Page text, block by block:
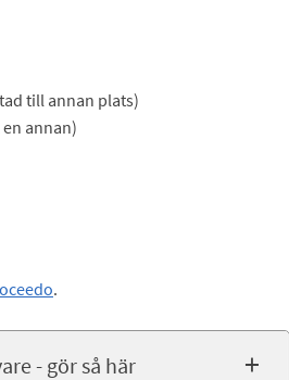
till annan plats)
annan)
.
- gör så här